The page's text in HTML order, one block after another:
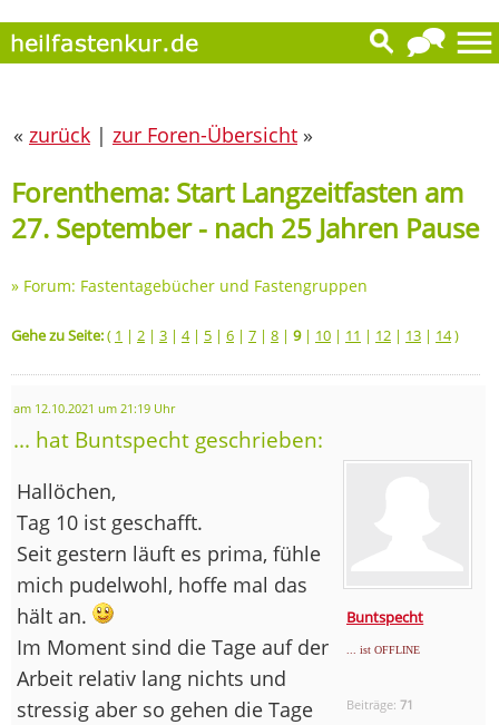
« zurück | zur Foren-Übersicht »
Forenthema: Start Langzeitfasten am
27. September - nach 25 Jahren Pause
» Forum: Fastentagebücher und Fastengruppen
Gehe zu Seite:( 1 | 2 | 3 | 4| 5 | 6 | 7 | 8 | 9| 10 | 11 | 12 | 13 | 14)
am 12.10.2021 um 21:19 Uhr
... hat Buntspecht geschrieben:
Buntspecht
... ist OFFLINE
Beiträge:71
Hallöchen,
Tag 10 ist geschafft.
Seit gestern läuft es prima, fühle
mich pudelwohl, hoffe mal das
hält an.
Im Moment sind die Tage auf der
Arbeit relativ lang nichts und
stressig aber so gehen die Tage